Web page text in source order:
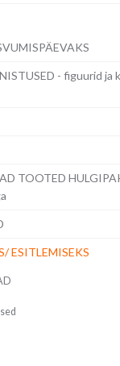
- figuurid ja
TOOTED
ESITLEMISEKS